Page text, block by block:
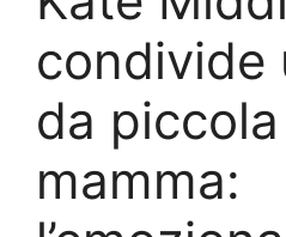
condivide
da
mamma: